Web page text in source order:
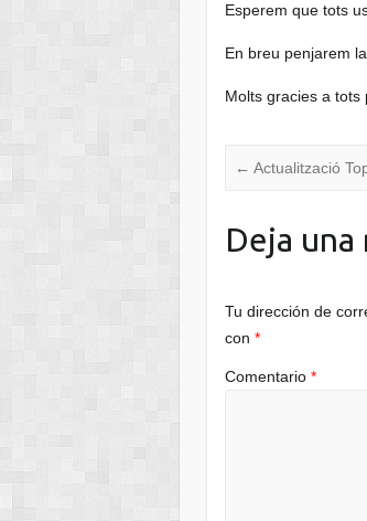
Esperem que tots
En breu penjarem
Molts gracies a tots
← Actualització
Deja una
Tu dirección de
con*
Comentario*